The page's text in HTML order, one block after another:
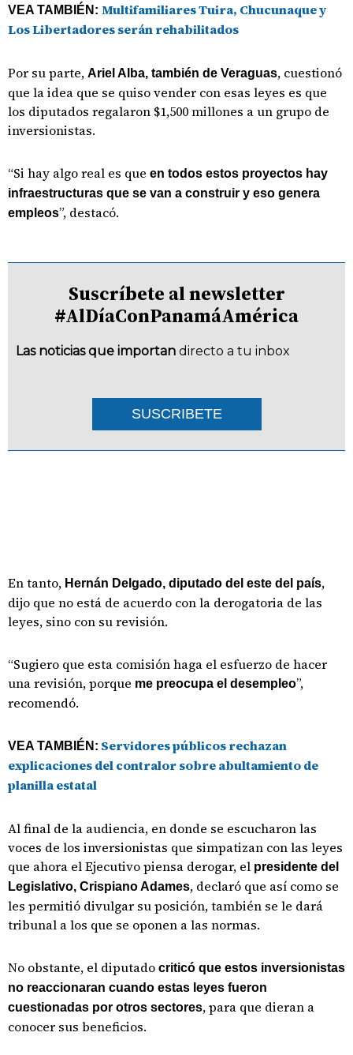
VEA TAMBIÉN: Multifamiliares Tuira, Chucunaque y
Los Libertadores serán rehabilitados
Por su parte, Ariel Alba, también de Veraguas, cuestionó
que la idea que se quiso vender con esas leyes es que
los diputados regalaron $1,500 millones a un grupo de
inversionistas.
“Si hay algo real es que en todos estos proyectos hay
infraestructuras que se van a construir y eso genera
empleos”, destacó.
Suscríbete al newsletter
#AlDíaConPanamáAmérica
Las noticias que importan directo a tu inbox
SUSCRIBETE
En tanto, Hernán Delgado, diputado del este del país,
dijo que no está de acuerdo con la derogatoria de las
leyes, sino con su revisión.
“Sugiero que esta comisión haga el esfuerzo de hacer
una revisión, porque me preocupa el desempleo”,
recomendó.
VEA TAMBIÉN: Servidores públicos rechazan
explicaciones del contralor sobre abultamiento de
planilla estatal
Al final de la audiencia, en donde se escucharon las
voces de los inversionistas que simpatizan con las leyes
que ahora el Ejecutivo piensa derogar, el presidente del
Legislativo, Crispiano Adames, declaró que así como se
les permitió divulgar su posición, también se le dará
tribunal a los que se oponen a las normas.
No obstante, el diputado criticó que estos inversionistas
no reaccionaran cuando estas leyes fueron
cuestionadas por otros sectores, para que dieran a
conocer sus beneficios.